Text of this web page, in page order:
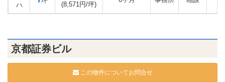
ハ
(8,571円/坪)
京都証券ビル
この物件についてお問合せ